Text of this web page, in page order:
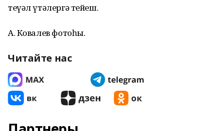
теүәл үтәлергә тейеш.
А. Ковалев фотоһы.
Читайте нас